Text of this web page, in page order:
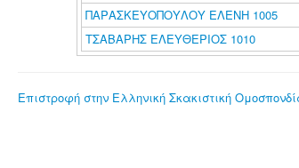
ΠΑΡΑΣΚΕΥΟΠΟΥΛΟΥ ΕΛΕΝΗ 1005
ΤΣΑΒΑΡΗΣ ΕΛΕΥΘΕΡΙΟΣ 1010
Επιστροφή στην Ελληνική Σκακιστική